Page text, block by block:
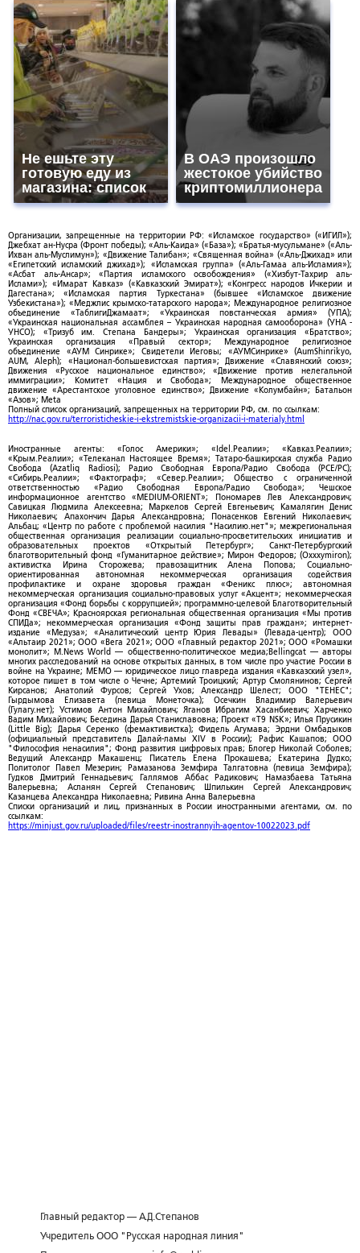
Не ешьте эту
готовую еду из
магазина: список
В ОАЭ произошло
жестокое убийство
криптомиллионера
Организации, запрещенные на территории РФ: «Исламское государство» («ИГИЛ»);
Джебхат ан-Нусра (Фронт победы); «Аль-Каида» («База»); «Братья-мусульмане» («Аль-
Ихван аль-Муслимун»); «Движение Талибан»; «Священная война» («Аль-Джихад» или
«Египетский исламский джихад»); «Исламская группа» («Аль-Гамаа аль-Исламия»);
«Асбат аль-Ансар»; «Партия исламского освобождения» («Хизбут-Тахрир аль-
Ислами»); «Имарат Кавказ» («Кавказский Эмират»); «Конгресс народов Ичкерии и
Дагестана»; «Исламская партия Туркестана» (бывшее «Исламское движение
Узбекистана»); «Меджлис крымско-татарского народа»; Международное религиозное
объединение «ТаблигиДжамаат»; «Украинская повстанческая армия» (УПА);
«Украинская национальная ассамблея – Украинская народная самооборона» (УНА -
УНСО); «Тризуб им. Степана Бандеры»; Украинская организация «Братство»;
Украинская организация «Правый сектор»; Международное религиозное
объединение «АУМ Синрике»; Свидетели Иеговы; «АУМСинрике» (AumShinrikyo,
AUM, Aleph); «Национал-большевистская партия»; Движение «Славянский союз»;
Движения «Русское национальное единство»; «Движение против нелегальной
иммиграции»; Комитет «Нация и Свобода»; Международное общественное
движение «Арестантское уголовное единство»; Движение «Колумбайн»; Батальон
«Азов»; Meta
Полный список организаций, запрещенных на территории РФ, см. по ссылкам:
http://nac.gov.ru/terroristicheskie-i-ekstremistskie-organizacii-i-materialy.html
Иностранные агенты: «Голос Америки»; «Idel.Реалии»; «Кавказ.Реалии»;
«Крым.Реалии»; «Телеканал Настоящее Время»; Татаро-башкирская служба Радио
Свобода (Azatliq Radiosi); Радио Свободная Европа/Радио Свобода (PCE/PC);
«Сибирь.Реалии»; «Фактограф»; «Север.Реалии»; Общество с ограниченной
ответственностью «Радио Свободная Европа/Радио Свобода»; Чешское
информационное агентство «MEDIUM-ORIENT»; Пономарев Лев Александрович;
Савицкая Людмила Алексеевна; Маркелов Сергей Евгеньевич; Камалягин Денис
Николаевич; Апахончич Дарья Александровна; Понасенков Евгений Николаевич;
Альбац; «Центр по работе с проблемой насилия "Насилию.нет"»; межрегиональная
общественная организация реализации социально-просветительских инициатив и
образовательных проектов «Открытый Петербург»; Санкт-Петербургский
благотворительный фонд «Гуманитарное действие»; Мирон Федоров; (Oxxxymiron);
активистка Ирина Сторожева; правозащитник Алена Попова; Социально-
ориентированная автономная некоммерческая организация содействия
профилактике и охране здоровья граждан «Феникс плюс»; автономная
некоммерческая организация социально-правовых услуг «Акцент»; некоммерческая
организация «Фонд борьбы с коррупцией»; программно-целевой Благотворительный
Фонд «СВЕЧА»; Красноярская региональная общественная организация «Мы против
СПИДа»; некоммерческая организация «Фонд защиты прав граждан»; интернет-
издание «Медуза»; «Аналитический центр Юрия Левады» (Левада-центр); ООО
«Альтаир 2021»; ООО «Вега 2021»; ООО «Главный редактор 2021»; ООО «Ромашки
монолит»; M.News World — общественно-политическое медиа;Bellingcat — авторы
многих расследований на основе открытых данных, в том числе про участие России в
войне на Украине; МЕМО — юридическое лицо главреда издания «Кавказский узел»,
которое пишет в том числе о Чечне; Артемий Троицкий; Артур Смолянинов; Сергей
Кирсанов; Анатолий Фурсов; Сергей Ухов; Александр Шелест; ООО "ТЕНЕС";
Гырдымова Елизавета (певица Монеточка); Осечкин Владимир Валерьевич
(Гулагу.нет); Устимов Антон Михайлович; Яганов Ибрагим Хасанбиевич; Харченко
Вадим Михайлович; Беседина Дарья Станиславовна; Проект «T9 NSK»; Илья Прусикин
(Little Big); Дарья Серенко (фемактивистка); Фидель Агумава; Эрдни Омбадыков
(официальный представитель Далай-ламы XIV в России); Рафис Кашапов; ООО
"Философия ненасилия"; Фонд развития цифровых прав; Блогер Николай Соболев;
Ведущий Александр Макашенц; Писатель Елена Прокашева; Екатерина Дудко;
Политолог Павел Мезерин; Рамазанова Земфира Талгатовна (певица Земфира);
Гудков Дмитрий Геннадьевич; Галлямов Аббас Радикович; Намазбаева Татьяна
Валерьевна; Асланян Сергей Степанович; Шпилькин Сергей Александрович;
Казанцева Александра Николаевна; Ривина Анна Валерьевна
Списки организаций и лиц, признанных в России иностранными агентами, см. по
ссылкам:
https://minjust.gov.ru/uploaded/files/reestr-inostrannyih-agentov-10022023.pdf
Главный редактор — А.Д.Степанов
Учредитель ООО "Русская народная линия"